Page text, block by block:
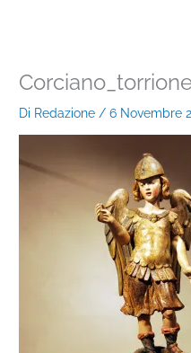
Di Redazione/6 Novembre